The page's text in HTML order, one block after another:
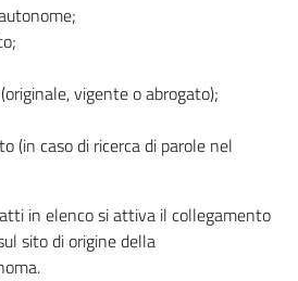
vigente o abrogato);
(in caso di ricerca di parole nel
in elenco si attiva il collegamento
sito di origine della